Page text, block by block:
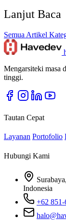
Lanjut Baca
Semua Artikel
Mengarsiteki masa
tinggi.
Tautan Cepat
Layanan Portofolio
Hubungi Kami
Indonesia
+62